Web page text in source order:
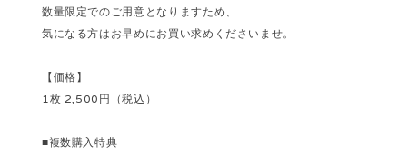
数量限定でのご用意となりますため、
気になる方はお早めにお買い求めくださいませ。
【価格】
1枚 2,500円（税込）
■複数購入特典